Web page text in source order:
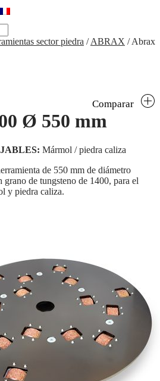
sector piedra /ABRAX /Abrax
Ø 550 mm
Comparar
Mármol / piedra caliza
de 550 mm de diámetro
de tungsteno de 1400, para el
y piedra caliza.